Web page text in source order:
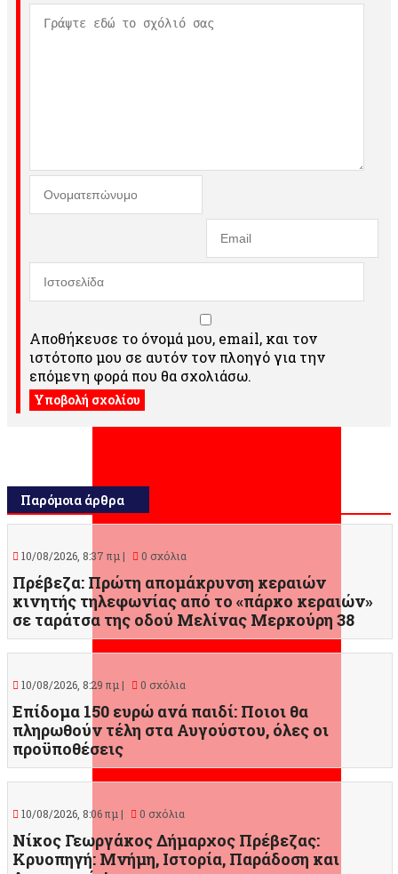
Αποθήκευσε το όνομά μου, email, και τον
ιστότοπο μου σε αυτόν τον πλοηγό για την
επόμενη φορά που θα σχολιάσω.
Παρόμοια άρθρα
10/08/2026, 8:37 πμ | 0 σχόλια
Πρέβεζα: Πρώτη απομάκρυνση κεραιών
κινητής τηλεφωνίας από το «πάρκο κεραιών»
σε ταράτσα της οδού Μελίνας Μερκούρη 38
10/08/2026, 8:29 πμ | 0 σχόλια
Επίδομα 150 ευρώ ανά παιδί: Ποιοι θα
πληρωθούν τέλη στα Αυγούστου, όλες οι
προϋποθέσεις
10/08/2026, 8:06 πμ | 0 σχόλια
Νίκος Γεωργάκος Δήμαρχος Πρέβεζας:
Κρυοπηγή: Μνήμη, Ιστορία, Παράδοση και